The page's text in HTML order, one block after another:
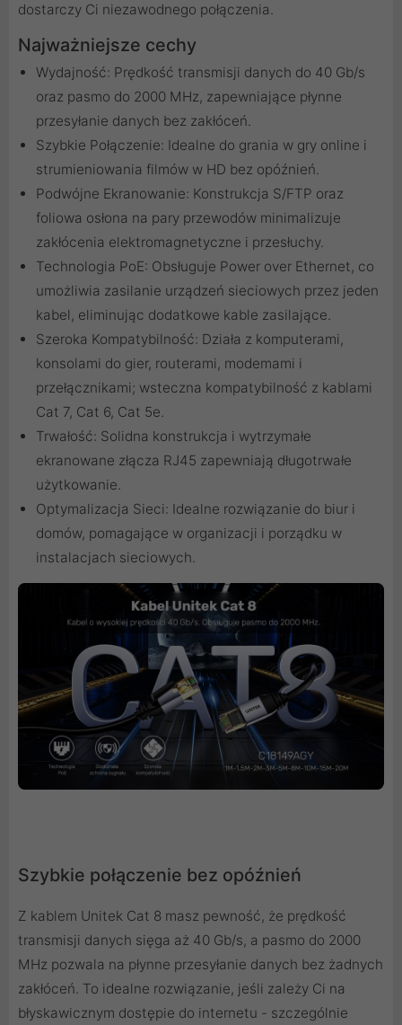
dostarczy Ci niezawodnego połączenia.
Najważniejsze cechy
Wydajność: Prędkość transmisji danych do 40 Gb/s
oraz pasmo do 2000 MHz, zapewniające płynne
przesyłanie danych bez zakłóceń.
Szybkie Połączenie: Idealne do grania w gry online i
strumieniowania filmów w HD bez opóźnień.
Podwójne Ekranowanie: Konstrukcja S/FTP oraz
foliowa osłona na pary przewodów minimalizuje
zakłócenia elektromagnetyczne i przesłuchy.
Technologia PoE: Obsługuje Power over Ethernet, co
umożliwia zasilanie urządzeń sieciowych przez jeden
kabel, eliminując dodatkowe kable zasilające.
Szeroka Kompatybilność: Działa z komputerami,
konsolami do gier, routerami, modemami i
przełącznikami; wsteczna kompatybilność z kablami
Cat 7, Cat 6, Cat 5e.
Trwałość: Solidna konstrukcja i wytrzymałe
ekranowane złącza RJ45 zapewniają długotrwałe
użytkowanie.
Optymalizacja Sieci: Idealne rozwiązanie do biur i
domów, pomagające w organizacji i porządku w
instalacjach sieciowych.
Szybkie połączenie bez opóźnień
Z kablem Unitek Cat 8 masz pewność, że prędkość
transmisji danych sięga aż 40 Gb/s, a pasmo do 2000
MHz pozwala na płynne przesyłanie danych bez żadnych
zakłóceń. To idealne rozwiązanie, jeśli zależy Ci na
błyskawicznym dostępie do internetu - szczególnie